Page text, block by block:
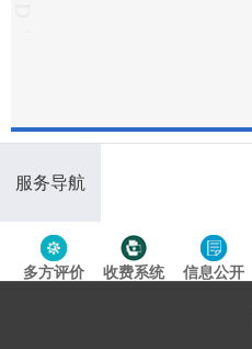
服务导航
多方评价 收费系统 信息公开